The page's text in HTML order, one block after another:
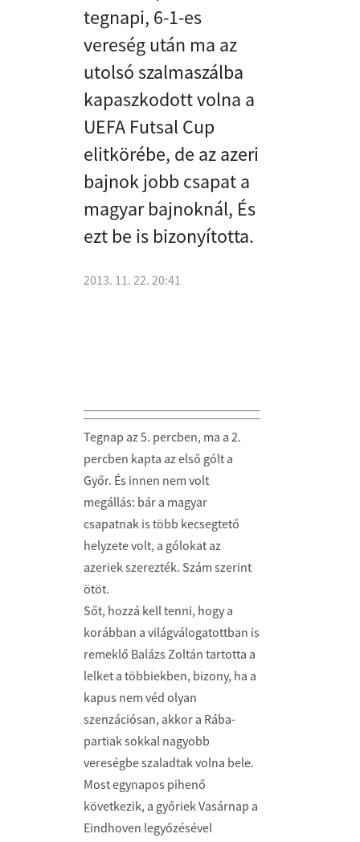
tegnapi, 6-1-es
vereség után ma az
utolsó szalmaszálba
kapaszkodott volna a
UEFA Futsal Cup
elitkörébe, de az azeri
bajnok jobb csapat a
magyar bajnoknál, És
ezt be is bizonyította.
2013. 11. 22. 20:41
Tegnap az 5. percben, ma a 2.
percben kapta az első gólt a
Győr. És innen nem volt
megállás: bár a magyar
csapatnak is több kecsegtető
helyzete volt, a gólokat az
azeriek szerezték. Szám szerint
ötöt.
Sőt, hozzá kell tenni, hogy a
korábban a világválogatottban is
remeklő Balázs Zoltán tartotta a
lelket a többiekben, bizony, ha a
kapus nem véd olyan
szenzációsan, akkor a Rába-
partiak sokkal nagyobb
vereségbe szaladtak volna bele.
Most egynapos pihenő
következik, a győriek Vasárnap a
Eindhoven legyőzésével